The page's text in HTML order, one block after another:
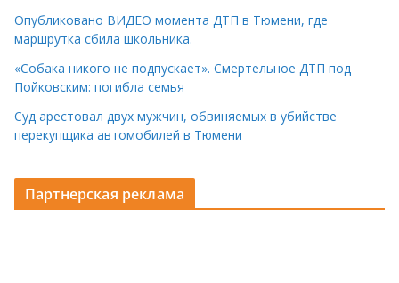
Опубликовано ВИДЕО момента ДТП в Тюмени, где
маршрутка сбила школьника.
«Собака никого не подпускает». Смертельное ДТП под
Пойковским: погибла семья
Суд арестовал двух мужчин, обвиняемых в убийстве
перекупщика автомобилей в Тюмени
Партнерская реклама